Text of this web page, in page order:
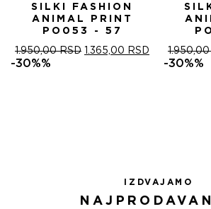
SILKI FASHION
ANIMAL PRINT
PO053 - 57
1.950,00RSD ОРИГИНАЛНА
1.365,00 RSD ТРЕНУТНА
ЦЕНА
-30%% -30%%
IZDVAJAMO